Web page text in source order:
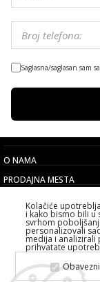
Saglasna/saglasan sam
O NAMA
PRODAJNA MESTA
KORISNIČKI SERVIS
IZABERITE DRŽAVU
SVA
Kolačiće
i kako bismo bili u
svrhom
personalizovali
medija i analizirali
prihvatate
Obavezni